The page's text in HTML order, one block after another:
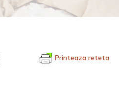
Printeaza reteta